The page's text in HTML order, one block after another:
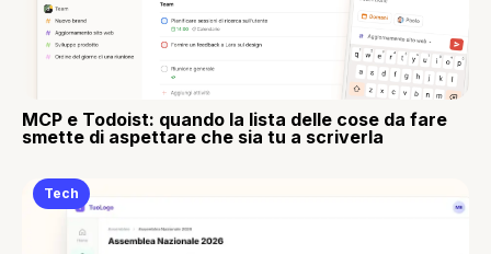
MCP e Todoist: quando la lista delle cose da fare
smette di aspettare che sia tu a scriverla
Tech